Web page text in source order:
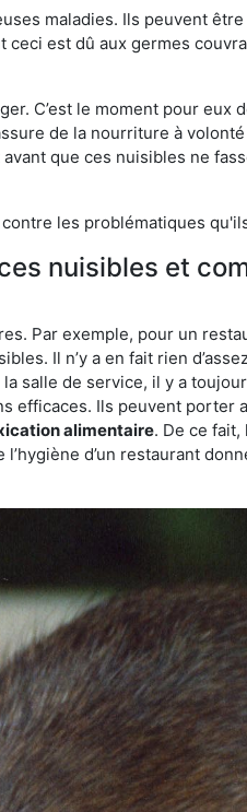
maladies. Ils peuvent
est dû aux germes
C’est le moment pour
de la nourriture à
que ces nuisibles ne
les problématiques
nuisibles et
Par exemple, pour un
Il n’y a en fait rien
salle de service, il y a
efficaces. Ils peuvent porter
alimentaire. De ce
d’un restaurant